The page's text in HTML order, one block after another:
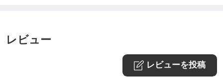
保険の認定基準が近年ますます厳しくなる中で、ホ
メオパシーの学校としてその卒業者が保険認定ホメ
オパスとなることのできる、オランダ唯一（2023年
レビュー
レビューを投稿